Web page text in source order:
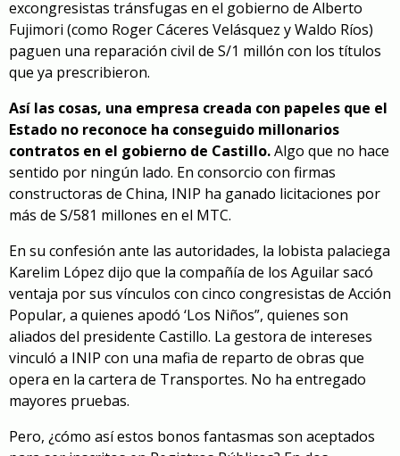
excongresistas tránsfugas en el gobierno de Alberto
Fujimori (como Roger Cáceres Velásquez y Waldo Ríos)
paguen una reparación civil de S/1 millón con los títulos
que ya prescribieron.
Así las cosas, una empresa creada con papeles que el
Estado no reconoce ha conseguido millonarios
contratos en el gobierno de Castillo.Algo que no hace
sentido por ningún lado. En consorcio con firmas
constructoras de China, INIP ha ganado licitaciones por
más de S/581 millones en el MTC.
En su confesión ante las autoridades, la lobista palaciega
Karelim López dijo que la compañía de los Aguilar sacó
ventaja por sus vínculos con cinco congresistas de Acción
Popular, a quienes apodó ‘Los Niños”, quienes son
aliados del presidente Castillo. La gestora de intereses
vinculó a INIP con una mafia de reparto de obras que
opera en la cartera de Transportes. No ha entregado
mayores pruebas.
Pero, ¿cómo así estos bonos fantasmas son aceptados